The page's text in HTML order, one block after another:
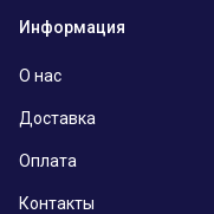
Информация
О нас
Доставка
Оплата
Контакты